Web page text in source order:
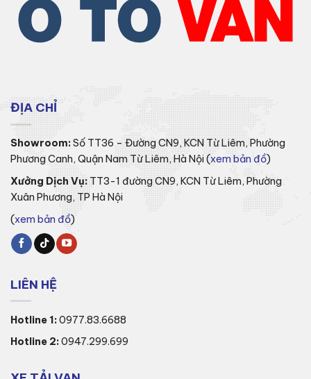
ĐỊA CHỈ
Showroom:Số TT36 – Đường CN9, KCN Từ Liêm, Phường
Phương Canh, Quận Nam Từ Liêm, Hà Nội (xem bản đồ)
Xưởng Dịch Vụ: TT3-1 đường CN9, KCN Từ Liêm, Phường
Xuân Phương, TP Hà Nội
(xem bản đồ)
LIÊN HỆ
Hotline 1:0977.83.6688
Hotline 2:0947.299.699